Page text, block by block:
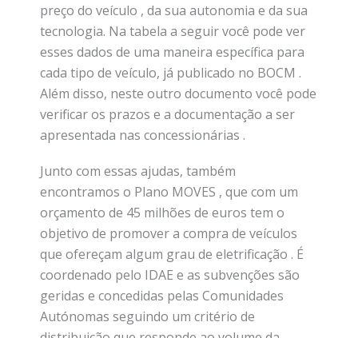
preço do veículo , da sua autonomia e da sua
tecnologia. Na tabela a seguir você pode ver
esses dados de uma maneira específica para
cada tipo de veículo, já publicado no BOCM .
Além disso, neste outro documento você pode
verificar os prazos e a documentação a ser
apresentada nas concessionárias .
Junto com essas ajudas, também
encontramos o Plano MOVES , que com um
orçamento de 45 milhões de euros tem o
objetivo de promover a compra de veículos
que ofereçam algum grau de eletrificação . É
coordenado pelo IDAE e as subvenções são
geridas e concedidas pelas Comunidades
Autónomas seguindo um critério de